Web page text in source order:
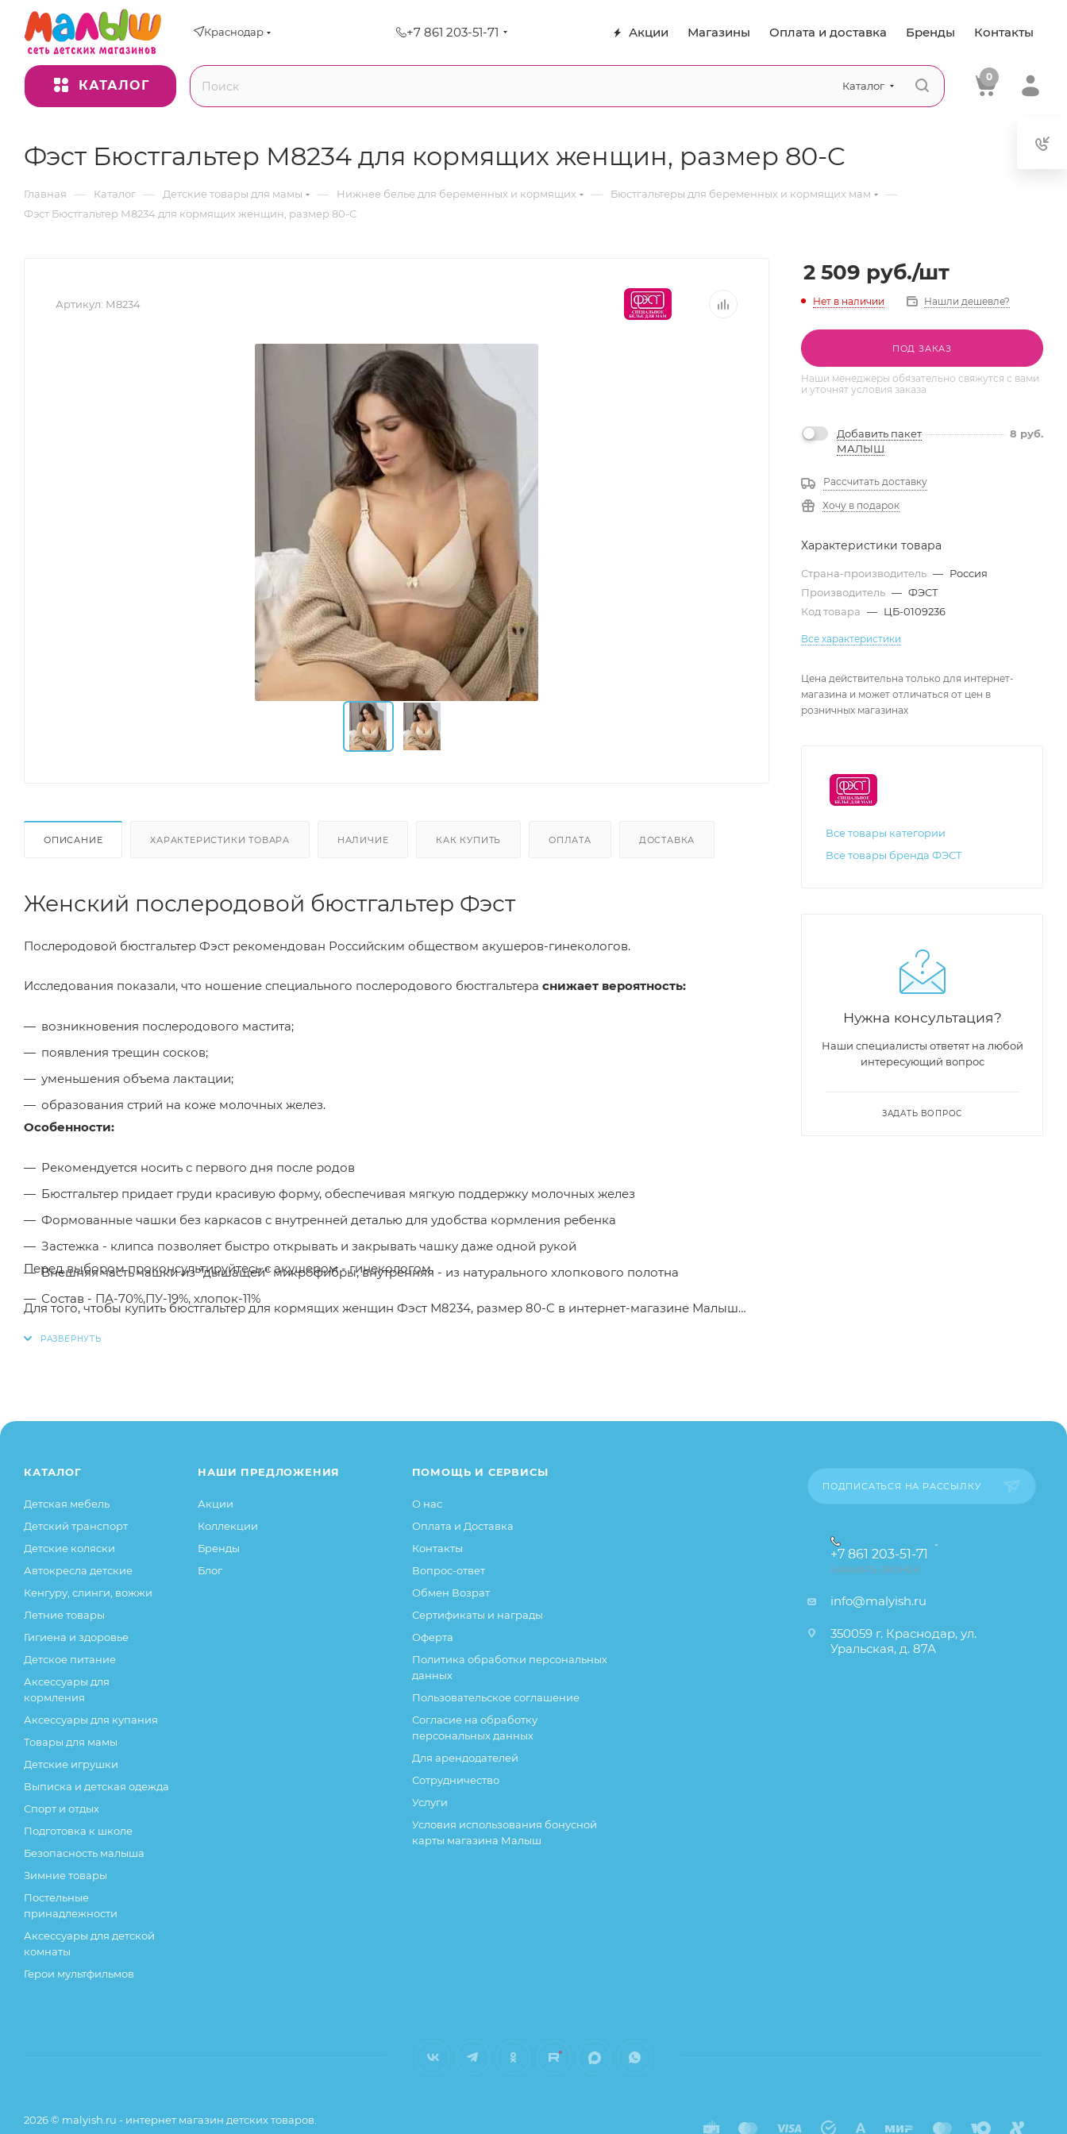
Краснодар +7 861 203-51-71 Акции Магазины Оплата и доставка Бренды Контакты
КАТАЛОГ Каталог
0
Фэст Бюстгальтер М8234 для кормящих женщин, размер 80-C
Главная — Каталог — Детские товары для мамы — Нижнее белье для беременных и кормящих — Бюстгальтеры для беременных и кормящих мам —
Фэст Бюстгальтер М8234 для кормящих женщин, размер 80-C
Артикул: М8234
ОПИСАНИЕ ХАРАКТЕРИСТИКИ ТОВАРА НАЛИЧИЕ КАК КУПИТЬ ОПЛАТА ДОСТАВКА
Женский послеродовой бюстгальтер Фэст
Послеродовой бюстгальтер Фэст рекомендован Российским обществом акушеров-гинекологов.
Исследования показали, что ношение специального послеродового бюстгальтера снижает вероятность:
возникновения послеродового мастита;
появления трещин сосков;
уменьшения объема лактации;
образования стрий на коже молочных желез.
Особенности:
Рекомендуется носить с первого дня после родов
Бюстгальтер придает груди красивую форму, обеспечивая мягкую поддержку молочных желез
Формованные чашки без каркасов с внутренней деталью для удобства кормления ребенка
Застежка - клипса позволяет быстро открывать и закрывать чашку даже одной рукой
Внешняя часть чашки из "дышащей" микрофибры, внутренняя - из натурального хлопкового полотна
Состав - ПА-70%,ПУ-19%, хлопок-11%
Перед выбором проконсультируйтесь с акушером - гинекологом.
Для того, чтобы купить бюстгальтер для кормящих женщин Фэст М8234, размер 80-C в интернет-магазине Малыш
2 509 руб./шт
Нет в наличии Нашли дешевле?
ПОД ЗАКАЗ
Наши менеджеры обязательно свяжутся с вами
и уточнят условия заказа
Добавить пакет
МАЛЫШ
8 руб.
Рассчитать доставку
Хочу в подарок
Характеристики товара
Страна-производитель — Россия
Производитель — ФЭСТ
Код товара — ЦБ-0109236
Все характеристики
Цена действительна только для интернет-
магазина и может отличаться от цен в
розничных магазинах
Все товары категории
Все товары бренда ФЭСТ
Нужна консультация?
Наши специалисты ответят на любой
интересующий вопрос
ЗАДАТЬ ВОПРОС
КАТАЛОГ
Детская мебель
Детский транспорт
Детские коляски
Автокресла детские
Кенгуру, слинги, вожжи
Летние товары
Гигиена и здоровье
Детское питание
Аксессуары для
кормления
Аксессуары для купания
Товары для мамы
Детские игрушки
Выписка и детская одежда
Спорт и отдых
Подготовка к школе
Безопасность малыша
Зимние товары
Постельные
принадлежности
Аксессуары для детской
комнаты
Герои мультфильмов
НАШИ ПРЕДЛОЖЕНИЯ
Акции
Коллекции
Бренды
Блог
ПОМОЩЬ И СЕРВИСЫ
О нас
Оплата и Доставка
Контакты
Вопрос-ответ
Обмен Возрат
Сертификаты и награды
Оферта
Политика обработки персональных
данных
Пользовательское соглашение
Согласие на обработку
персональных данных
Для арендодателей
Сотрудничество
Услуги
Условия использования бонусной
карты магазина Малыш
ПОДПИСАТЬСЯ НА РАССЫЛКУ
+7 861 203-51-71
ЗАКАЗАТЬ ЗВОНОК
info@malyish.ru
350059 г. Краснодар, ул.
Уральская, д. 87А
2026 © malyish.ru - интернет магазин детских товаров.